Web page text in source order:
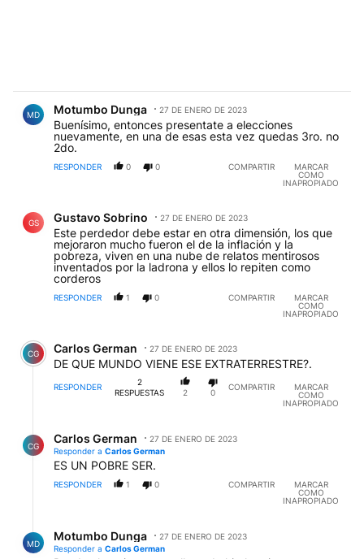
MD Motumbo Dunga 27 DE ENERO DE 2023
Buenísimo, entonces presentate a elecciones
nuevamente, en una de esas esta vez quedas 3ro. no
2do.
RESPONDER 0 0 COMPARTIR
MARCAR
COMO
INAPROPIADO
GS Gustavo Sobrino 27 DE ENERO DE 2023
Este perdedor debe estar en otra dimensión, los que
mejoraron mucho fueron el de la inflación y la
pobreza, viven en una nube de relatos mentirosos
inventados por la ladrona y ellos lo repiten como
corderos
RESPONDER 1 0 COMPARTIR
MARCAR
COMO
INAPROPIADO
CG Carlos German 27 DE ENERO DE 2023
DE QUE MUNDO VIENE ESE EXTRATERRESTRE?.
RESPONDER
2
RESPUESTAS
2 0
COMPARTIR
MARCAR
COMO
INAPROPIADO
CG
Carlos German
27 DE ENERO DE 2023
Responder a Carlos German
ES UN POBRE SER.
RESPONDER 1 0 COMPARTIR
MARCAR
COMO
INAPROPIADO
MD
Motumbo Dunga
27 DE ENERO DE 2023
Responder a Carlos German